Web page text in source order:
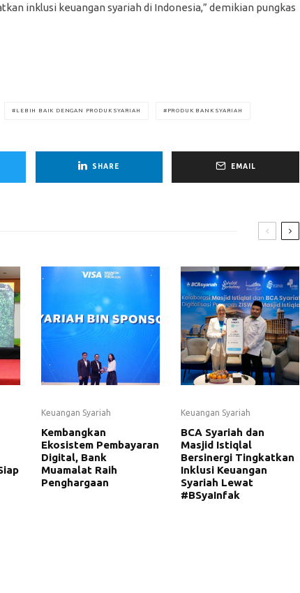
inklusi keuangan syariah di Indonesia,” demikian pungkas
LEBIH BAIK DENGAN PRODUK SYARIAH PRODUK BANK SYARIAH
SHARE EMAIL
Keuangan Syariah
Kembangkan
Ekosistem Pembayaran
Digital, Bank
Muamalat Raih
Penghargaan
Keuangan Syariah
BCA Syariah dan
Masjid Istiqlal
Bersinergi Tingkatkan
Inklusi Keuangan
Syariah Lewat
#BSyaInfak